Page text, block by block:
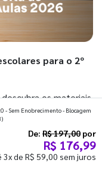
para o 2º
os materiais
o segundo
- Sem Enobrecimento - Blocagem
De: R$ 197,00 por
R$ 176,99
3x de R$ 59,00 sem juros